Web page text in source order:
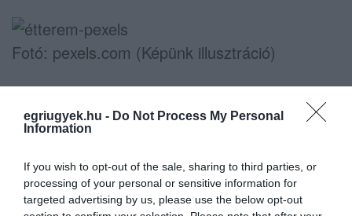
egriugyek.hu - Do Not Process My Personal
Information
If you wish to opt-out of the sale, sharing to third parties, or
processing of your personal or sensitive information for
targeted advertising by us, please use the below opt-out
Fotó: pexels.com (Képünk illusztráció)
bennünket az EGRI ÜGYEK Google Hírek oldalán!
VISSZA A FŐOLDALRA